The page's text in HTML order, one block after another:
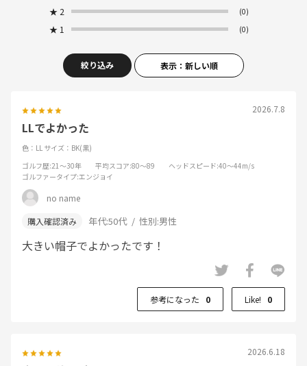
★ 2 (0)
★ 1 (0)
絞り込み 表示：新しい順
2026.7.8
LLでよかった
色：LL サイズ：BK(黒)
ゴルフ歴:21～30年 平均スコア:80～89 ヘッドスピード:40～44m/s
ゴルファータイプ:エンジョイ
no name
年代:50代 性別:男性
大きい帽子でよかったです！
参考になった 0 Like! 0
2026.6.18